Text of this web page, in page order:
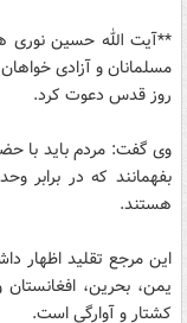
**آیت الله حسین نوری
مسلمانان و آزادی
روز قدس دعوت کرد.
وی گفت: مردم باید با
بفهمانند که در
هستند.
این مرجع تقلید اظهار
یمن، بحرین،
کشتار و آوارگی است.